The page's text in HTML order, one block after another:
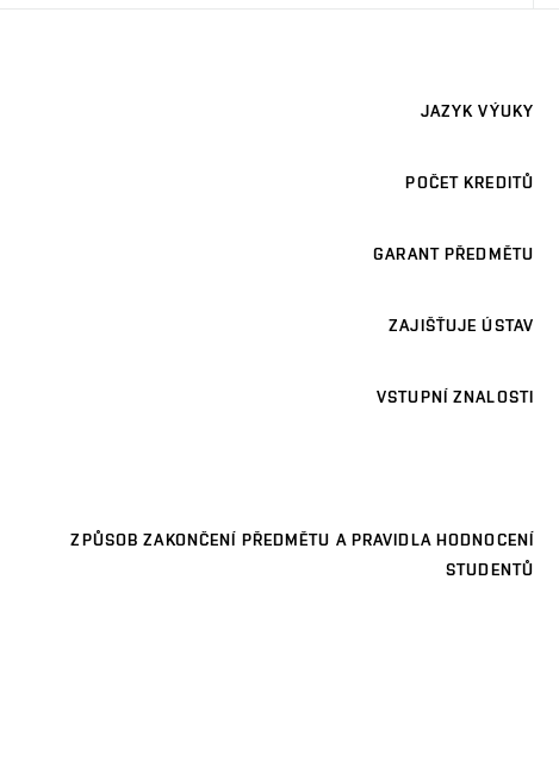
JAZYK VÝUKY
POČET KREDITŮ
GARANT PŘEDMĚTU
ZAJIŠŤUJE ÚSTAV
VSTUPNÍ ZNALOSTI
ZPŮSOB ZAKONČENÍ PŘEDMĚTU A PRAVIDLA HODNOCENÍ
STUDENTŮ